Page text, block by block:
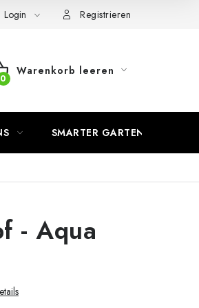
Login Registrieren
Warenkorb leeren
SMARTER GARTEN
- Aqua